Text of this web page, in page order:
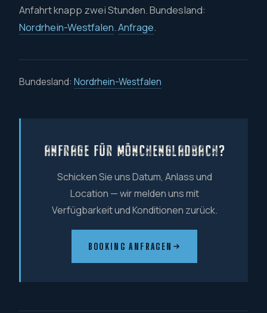
Anfahrt knapp zwei Stunden. Bundesland:
Nordrhein-Westfalen.Anfrage.
Bundesland: Nordrhein-Westfalen
ANFRAGE FÜR MÖNCHENGLADBACH?
Schicken Sie uns Datum, Anlass und
Location — wir melden uns mit
Verfügbarkeit und Konditionen zurück.
BOOKING ANFRAGEN